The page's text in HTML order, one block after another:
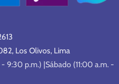
Los Olivos, Lima
- 9:30 p.m.) |Sábado (11:00 a.m. -